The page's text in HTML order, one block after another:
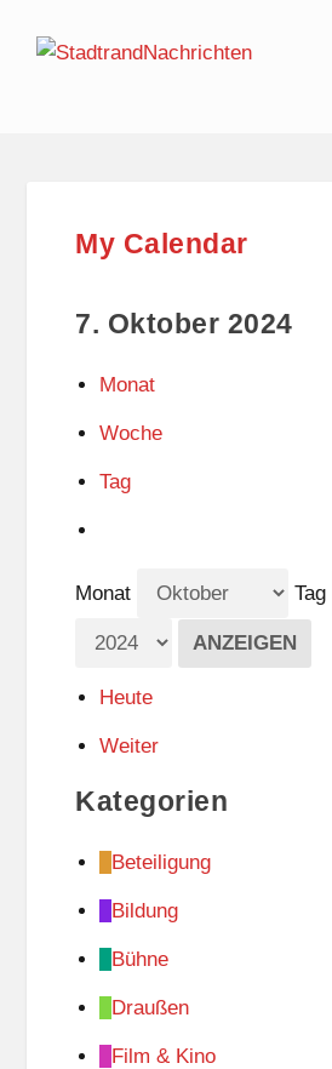
My Calendar
7. Oktober 2024
Monat
Woche
Tag
Monat Tag
Heute
Weiter
Kategorien
Beteiligung
Bildung
Bühne
Draußen
Film & Kino